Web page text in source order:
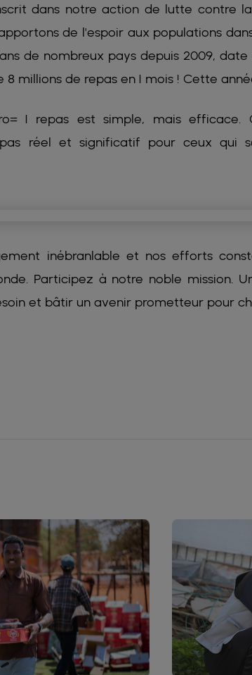
dans notre action de lutte contre
de l'espoir aux populations
de nombreux pays depuis 2009,
millions de repas en 1 mois ! Cette
1 repas est simple, mais efficace.
réel et significatif pour ceux qui
inébranlable et nos efforts
Participez à notre noble mission.
et bâtir un avenir prometteur pour